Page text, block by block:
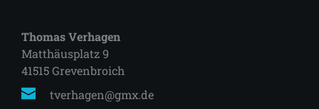
Thomas Verhagen
Matthäusplatz 9
41515 Grevenbroich
tverhagen@gmx.de